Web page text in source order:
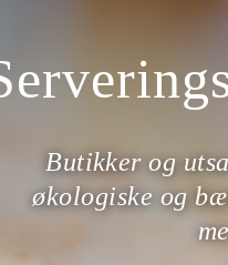
Butikker og
økologiske og